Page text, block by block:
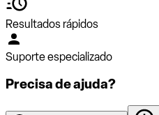
Resultados rápidos
Suporte especializado
Precisa de ajuda?